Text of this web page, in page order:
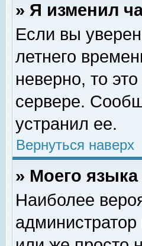
» Я изменил
Если вы
летнего
неверно, то
сервере.
устранил ее.
Вернуться наверх
» Моего языка
Наиболее